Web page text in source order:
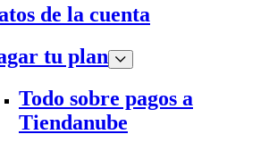
de la cuenta
tu plan
Todo sobre pagos a
Tiendanube